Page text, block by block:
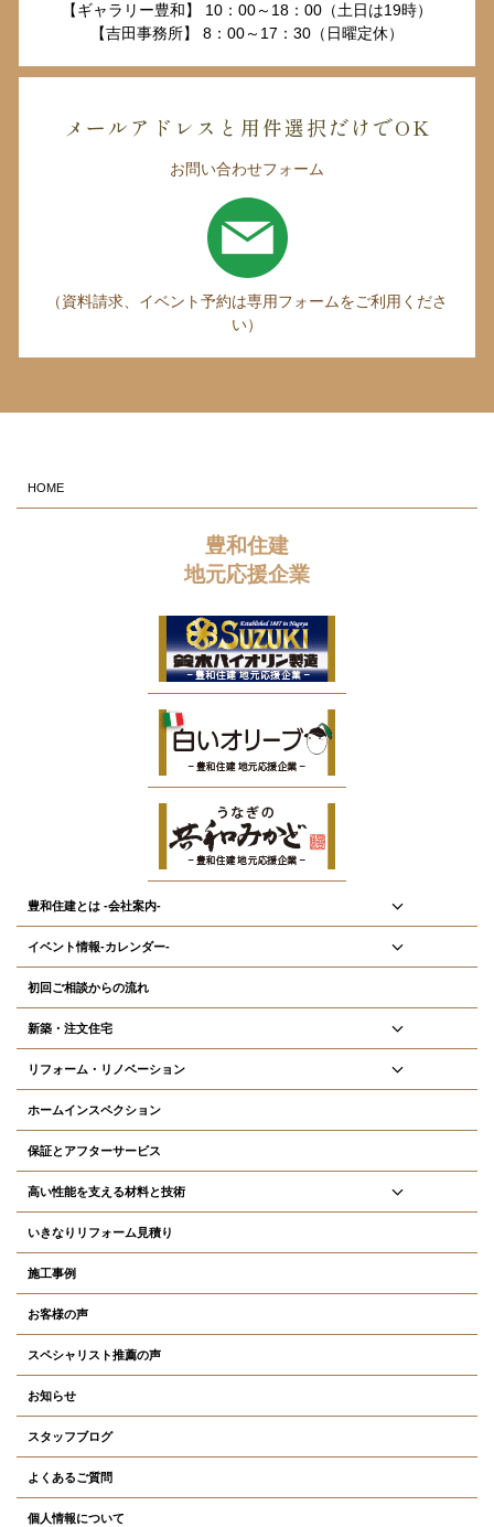
【ギャラリー豊和】 10：00～18：00（土日は19時）
【吉田事務所】 8：00～17：30（日曜定休）
メールアドレスと用件選択だけでOK
お問い合わせフォーム
（資料請求、イベント予約は専用フォームをご利用くださ
い）
HOME
豊和住建
地元応援企業
豊和住建とは -会社案内-
イベント情報-カレンダー-
初回ご相談からの流れ
新築・注文住宅
リフォーム・リノベーション
ホームインスペクション
保証とアフターサービス
高い性能を支える材料と技術
いきなりリフォーム見積り
施工事例
お客様の声
スペシャリスト推薦の声
お知らせ
スタッフブログ
よくあるご質問
個人情報について